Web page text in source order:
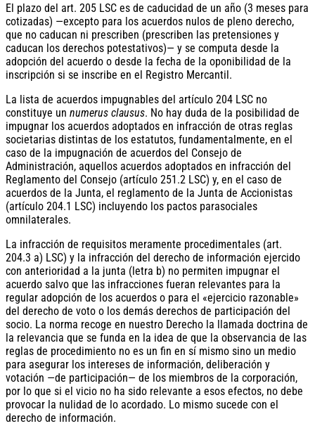
El plazo del art. 205 LSC es de caducidad de un año (3 meses para
cotizadas) —excepto para los acuerdos nulos de pleno derecho,
que no caducan ni prescriben (prescriben las pretensiones y
caducan los derechos potestativos)— y se computa desde la
adopción del acuerdo o desde la fecha de la oponibilidad de la
inscripción si se inscribe en el Registro Mercantil.
La lista de acuerdos impugnables del artículo 204 LSC no
constituye un numerus clausus. No hay duda de la posibilidad de
impugnar los acuerdos adoptados en infracción de otras reglas
societarias distintas de los estatutos, fundamentalmente, en el
caso de la impugnación de acuerdos del Consejo de
Administración, aquellos acuerdos adoptados en infracción del
Reglamento del Consejo (artículo 251.2 LSC) y, en el caso de
acuerdos de la Junta, el reglamento de la Junta de Accionistas
(artículo 204.1 LSC) incluyendo los pactos parasociales
omnilaterales.
La infracción de requisitos meramente procedimentales (art.
204.3 a) LSC) y la infracción del derecho de información ejercido
con anterioridad a la junta (letra b) no permiten impugnar el
acuerdo salvo que las infracciones fueran relevantes para la
regular adopción de los acuerdos o para el «ejercicio razonable»
del derecho de voto o los demás derechos de participación del
socio. La norma recoge en nuestro Derecho la llamada doctrina de
la relevancia que se funda en la idea de que la observancia de las
reglas de procedimiento no es un fin en sí mismo sino un medio
para asegurar los intereses de información, deliberación y
votación —de participación— de los miembros de la corporación,
por lo que si el vicio no ha sido relevante a esos efectos, no debe
provocar la nulidad de lo acordado. Lo mismo sucede con el
derecho de información.